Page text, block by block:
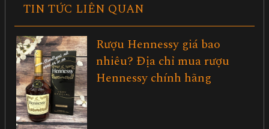
TIN TỨC LIÊN QUAN
Rượu Hennessy giá bao
nhiêu? Địa chỉ mua rượu
Hennessy chính hãng